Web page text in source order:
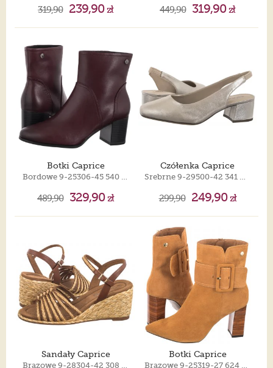
319,90 239,90zł 449,90 319,90zł
Botki Caprice
Bordowe 9-25306-45 540 Bordeaux Nappa
489,90 329,90zł
Czółenka Caprice
Srebrne 9-29500-42 341 Taupe Metallic
299,90 249,90zł
Sandały Caprice Botki Caprice